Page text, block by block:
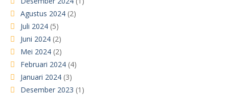
Agustus 2024 (2)
Juli 2024 (5)
Juni 2024 (2)
Mei 2024 (2)
Februari 2024 (4)
Januari 2024 (3)
Desember 2023 (1)